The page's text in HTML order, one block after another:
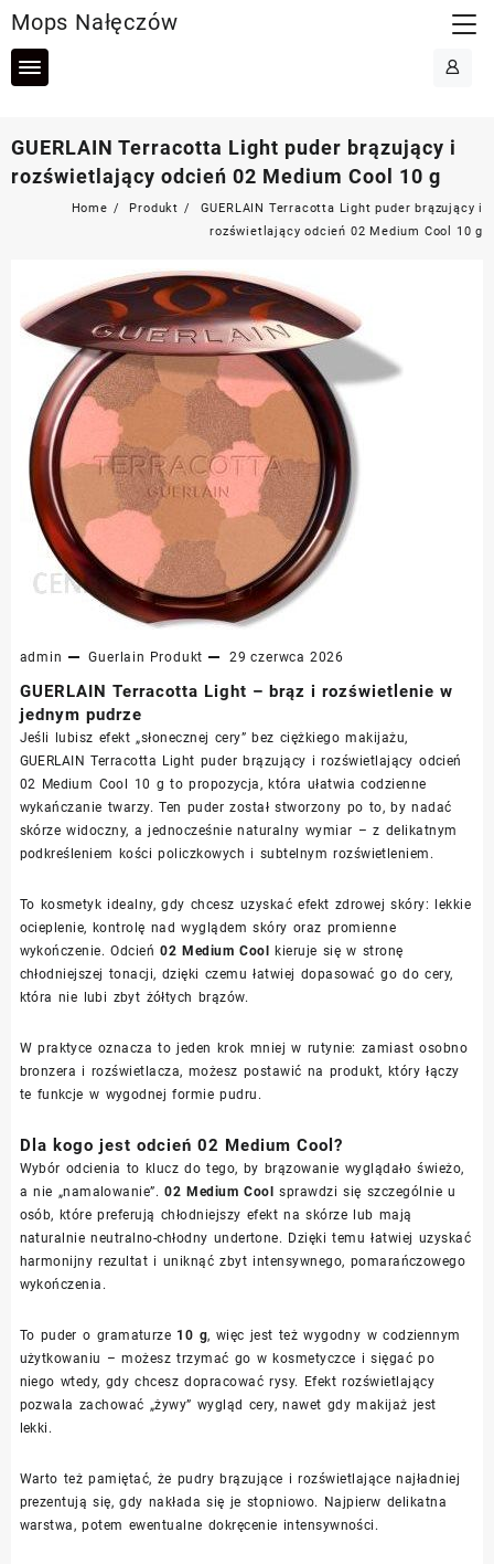
to
content
Mops Nałęczów
GUERLAIN Terracotta Light puder brązujący i
rozświetlający odcień 02 Medium Cool 10 g
Home Produkt
GUERLAIN Terracotta Light puder brązujący i
rozświetlający odcień 02 Medium Cool 10 g
admin Guerlain Produkt 29 czerwca 2026
GUERLAIN Terracotta Light – brąz i rozświetlenie w
jednym pudrze
Jeśli lubisz efekt „słonecznej cery” bez ciężkiego makijażu,
GUERLAIN Terracotta Light puder brązujący i rozświetlający odcień
02 Medium Cool 10 g to propozycja, która ułatwia codzienne
wykańczanie twarzy. Ten puder został stworzony po to, by nadać
skórze widoczny, a jednocześnie naturalny wymiar – z delikatnym
podkreśleniem kości policzkowych i subtelnym rozświetleniem.
To kosmetyk idealny, gdy chcesz uzyskać efekt zdrowej skóry: lekkie
ocieplenie, kontrolę nad wyglądem skóry oraz promienne
wykończenie. Odcień02 Medium Cool kieruje się w stronę
chłodniejszej tonacji, dzięki czemu łatwiej dopasować go do cery,
która nie lubi zbyt żółtych brązów.
W praktyce oznacza to jeden krok mniej w rutynie: zamiast osobno
bronzera i rozświetlacza, możesz postawić na produkt, który łączy
te funkcje w wygodnej formie pudru.
Dla kogo jest odcień 02 Medium Cool?
Wybór odcienia to klucz do tego, by brązowanie wyglądało świeżo,
a nie „namalowanie”.02 Medium Cool sprawdzi się szczególnie u
osób, które preferują chłodniejszy efekt na skórze lub mają
naturalnie neutralno-chłodny undertone. Dzięki temu łatwiej uzyskać
harmonijny rezultat i uniknąć zbyt intensywnego, pomarańczowego
wykończenia.
To puder o gramaturze 10 g, więc jest też wygodny w codziennym
użytkowaniu – możesz trzymać go w kosmetyczce i sięgać po
niego wtedy, gdy chcesz dopracować rysy. Efekt rozświetlający
pozwala zachować „żywy” wygląd cery, nawet gdy makijaż jest
lekki.
Warto też pamiętać, że pudry brązujące i rozświetlające najładniej
prezentują się, gdy nakłada się je stopniowo. Najpierw delikatna
warstwa, potem ewentualne dokręcenie intensywności.